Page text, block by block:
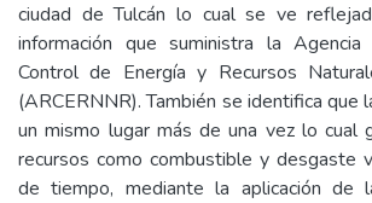
ciudad de Tulcán lo cual se ve
información que suministra la
Control de Energía y Recursos
(ARCERNNR). También se identifica que
un mismo lugar más de una vez lo cual
recursos como combustible y desgaste
de tiempo, mediante la aplicación de